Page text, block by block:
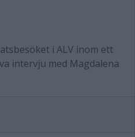
i ALV inom ett
intervju med Magdalena